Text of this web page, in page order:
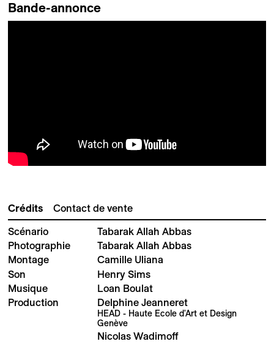
Bande-annonce
Crédits Contact de vente
Scénario
Tabarak Allah Abbas
Photographie
Tabarak Allah Abbas
Montage
Camille Uliana
Son
Henry Sims
Musique
Loan Boulat
Production
Delphine Jeanneret
HEAD - Haute Ecole d'Art et Design
Genève
Nicolas Wadimoff